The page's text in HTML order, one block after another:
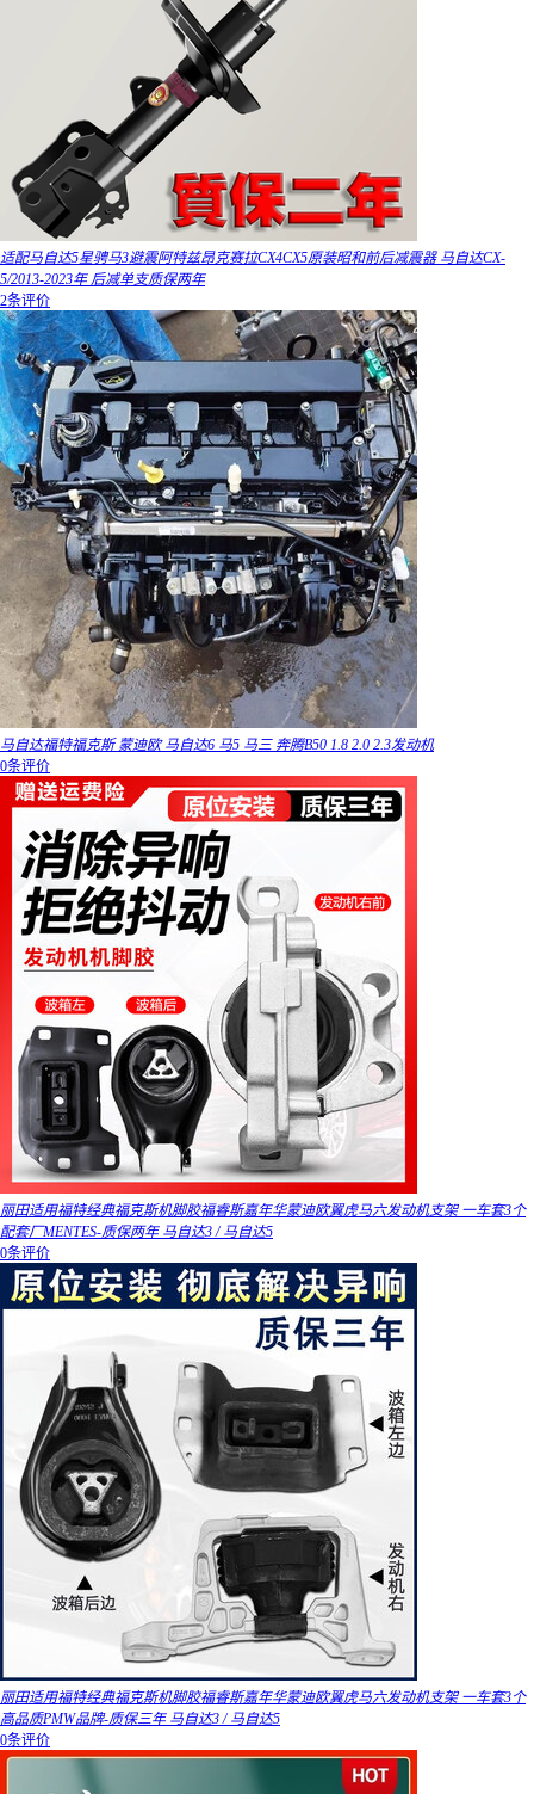
适配马自达5星骋马3避震阿特兹昂克赛拉CX4CX5原装昭和前后减震器 马自达CX-
5/2013-2023年 后减单支质保两年
2条评价
马自达福特福克斯 蒙迪欧 马自达6 马5 马三 奔腾B50 1.8 2.0 2.3发动机
0条评价
丽田适用福特经典福克斯机脚胶福睿斯嘉年华蒙迪欧翼虎马六发动机支架 一车套3个
配套厂MENTES-质保两年 马自达3 / 马自达5
0条评价
丽田适用福特经典福克斯机脚胶福睿斯嘉年华蒙迪欧翼虎马六发动机支架 一车套3个
高品质PMW品牌-质保三年 马自达3 / 马自达5
0条评价